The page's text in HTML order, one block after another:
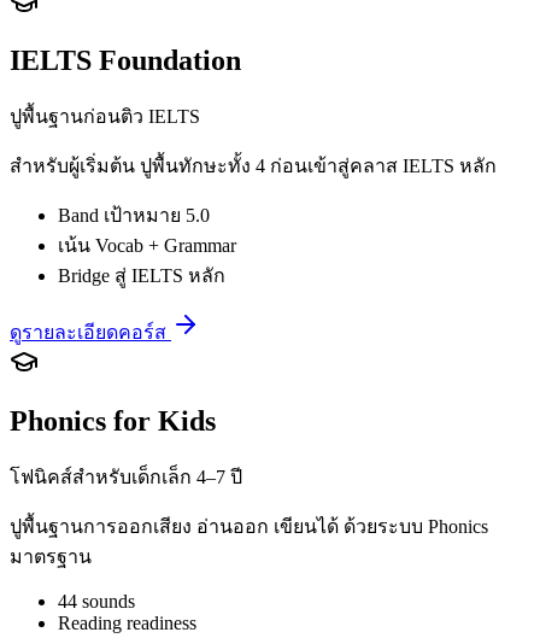
IELTS Foundation
ปูพื้นฐานก่อนติว IELTS
สำหรับผู้เริ่มต้น ปูพื้นทักษะทั้ง 4 ก่อนเข้าสู่คลาส IELTS หลัก
Band เป้าหมาย 5.0
เน้น Vocab + Grammar
Bridge สู่ IELTS หลัก
ดูรายละเอียดคอร์ส
Phonics for Kids
โฟนิคส์สำหรับเด็กเล็ก 4–7 ปี
ปูพื้นฐานการออกเสียง อ่านออก เขียนได้ ด้วยระบบ Phonics
มาตรฐาน
44 sounds
Reading readiness